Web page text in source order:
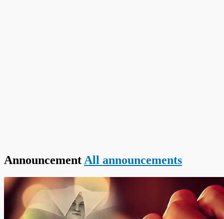
Announcement All announcements